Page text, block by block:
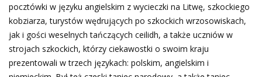
pocztówki w języku angielskim z wycieczki na Litwę, szkockiego
kobziarza, turystów wędrujących po szkockich wrzosowiskach,
jak i gości weselnych tańczących ceilidh, a także uczniów w
strojach szkockich, którzy ciekawostki o swoim kraju
prezentowali w trzech językach: polskim, angielskim i